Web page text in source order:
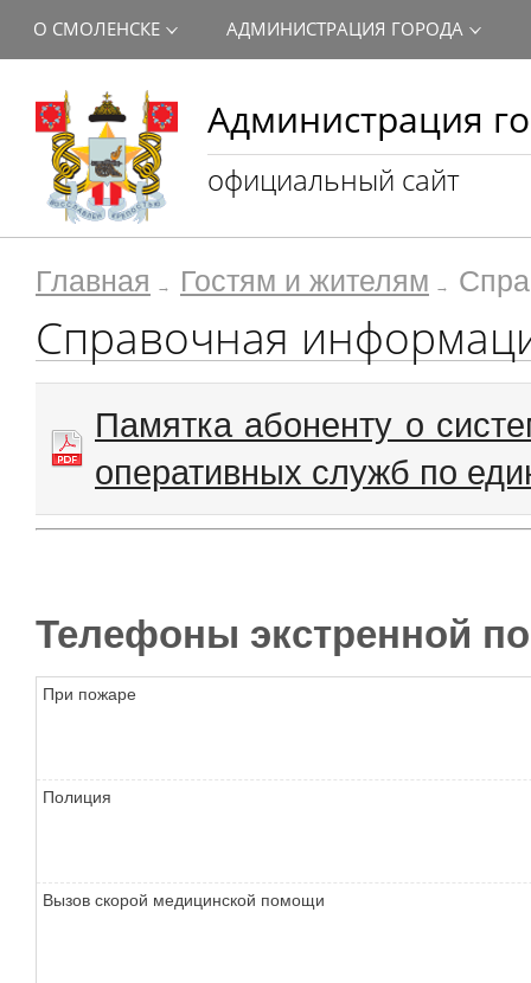
Администрация
официальный сайт
О СМОЛЕНСКЕ АДМИНИСТРАЦИЯ ГОРОДА
Главная Гостям и жителям
Справочная
Памятка абоненту о
оперативных служб по
Телефоны экстренной
При пожаре
Полиция
Вызов скорой медицинской помощи